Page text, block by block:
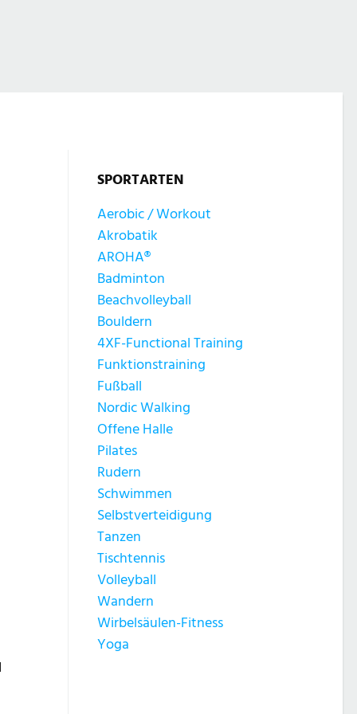
SPORTARTEN
Aerobic / Workout
Akrobatik
AROHA®
Badminton
Beachvolleyball
Bouldern
4XF-Functional Training
Funktionstraining
Fußball
Nordic Walking
Offene Halle
Pilates
Rudern
Schwimmen
Selbstverteidigung
Tanzen
Tischtennis
Volleyball
Wandern
Wirbelsäulen-Fitness
Yoga